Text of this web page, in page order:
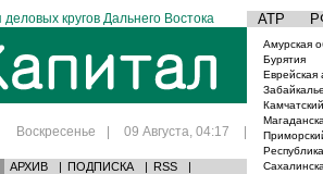
кругов Дальнего Востока АТР
Воскресенье | 09 Августа, 04:17 |
АРХИВ | ПОДПИСКА | RSS |
Амурская
Бурятия
Еврейская